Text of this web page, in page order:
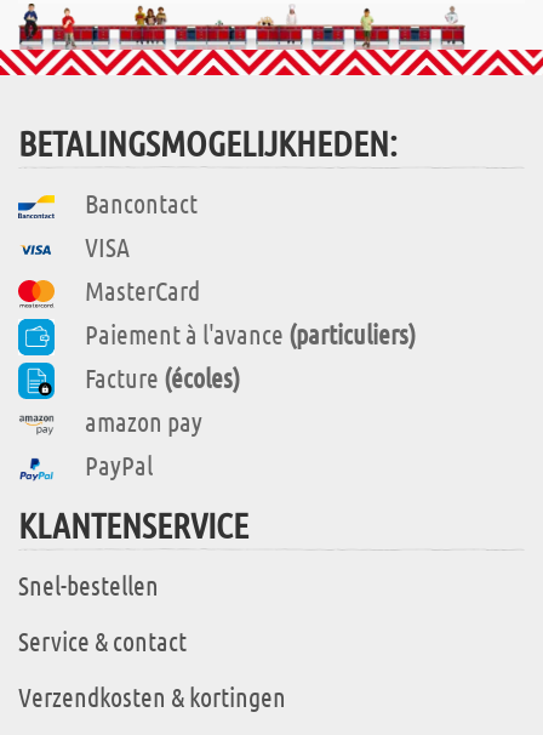
BETALINGSMOGELIJKHEDEN:
Bancontact
VISA
MasterCard
Paiement à l'avance (particuliers)
Facture (écoles)
amazon pay
PayPal
KLANTENSERVICE
Snel-bestellen
Service & contact
Verzendkosten & kortingen